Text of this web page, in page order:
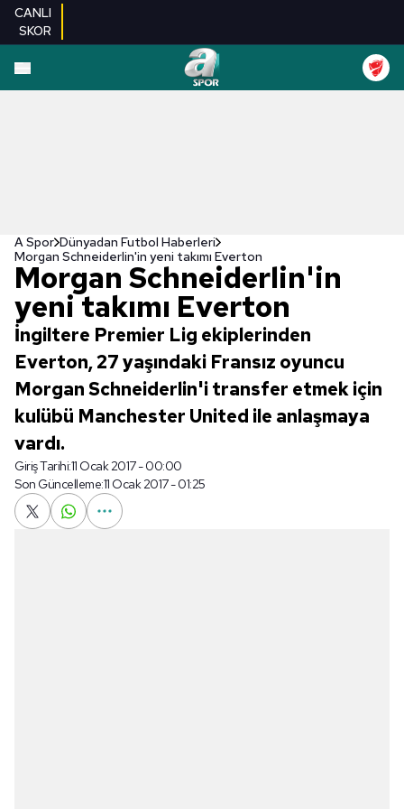
CANLI
SKOR
A Spor Dünyadan Futbol Haberleri
Morgan Schneiderlin'in yeni takımı Everton
Morgan Schneiderlin'in
yeni takımı Everton
İngiltere Premier Lig ekiplerinden
Everton, 27 yaşındaki Fransız oyuncu
Morgan Schneiderlin'i transfer etmek için
kulübü Manchester United ile anlaşmaya
vardı.
Giriş Tarihi:11 Ocak 2017 - 00:00
Son Güncelleme:11 Ocak 2017 - 01:25